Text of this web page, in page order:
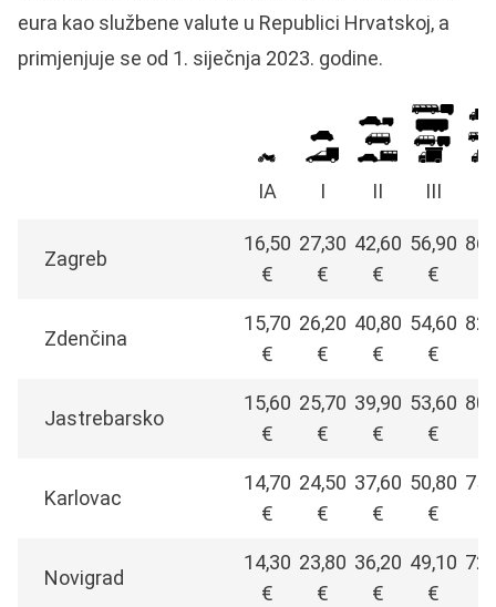
eura kao službene valute u Republici Hrvatskoj, a
primjenjuje se od 1. siječnja 2023. godine.
IA I II III
Zagreb
16,50
€
27,30
€
42,60
€
56,90
€
Zdenčina
15,70
€
26,20
€
40,80
€
54,60
€
Jastrebarsko
15,60
€
25,70
€
39,90
€
53,60
€
Karlovac
14,70
€
24,50
€
37,60
€
50,80
€
Novigrad
14,30
€
23,80
€
36,20
€
49,10
€